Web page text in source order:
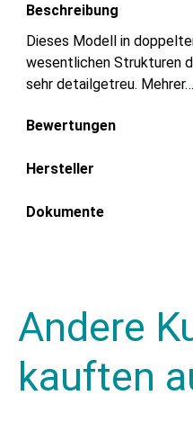
Beschreibung
Dieses Modell in
wesentlichen Strukturen
sehr detailgetreu. Mehrer…
Bewertungen
Hersteller
Dokumente
Andere
kauften